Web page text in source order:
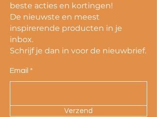
beste acties en kortingen!
De nieuwste en meest
inspirerende producten in je
inbox.
Schrijf je dan in voor de nieuwbrief.
Email
Verzend